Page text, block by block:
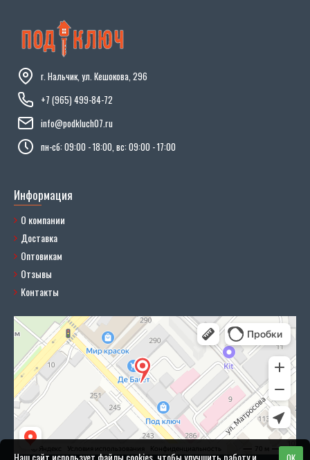
г. Нальчик, ул. Кешокова, 296
+7 (965) 499-84-72
info@podkluch07.ru
пн-сб: 09:00 - 18:00, вс: 09:00 - 17:00
Информация
О компании
Доставка
Оптовикам
Отзывы
Контакты
Наш сайт использует файлы cookies, чтобы улучшить работу и